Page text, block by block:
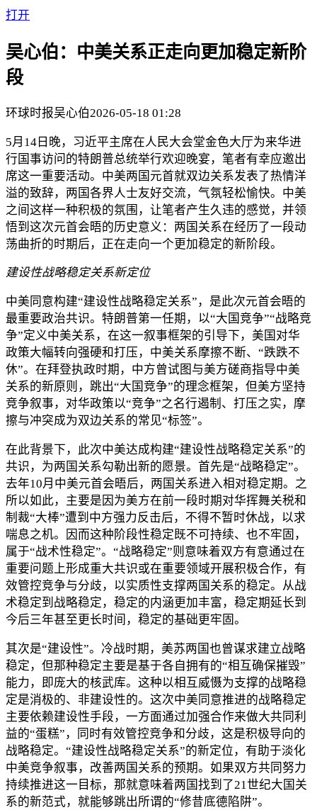
打开
吴心伯：中美关系正走向更加稳定新阶
段
环球时报吴心伯2026-05-18 01:28
5月14日晚，习近平主席在人民大会堂金色大厅为来华进
行国事访问的特朗普总统举行欢迎晚宴，笔者有幸应邀出
席这一重要活动。中美两国元首就双边关系发表了热情洋
溢的致辞，两国各界人士友好交流，气氛轻松愉快。中美
之间这样一种积极的氛围，让笔者产生久违的感觉，并领
悟到这次元首会晤的历史意义：两国关系在经历了一段动
荡曲折的时期后，正在走向一个更加稳定的新阶段。
建设性战略稳定关系新定位
中美同意构建“建设性战略稳定关系”，是此次元首会晤的
最重要政治共识。特朗普第一任期，以“大国竞争”“战略竞
争”定义中美关系，在这一叙事框架的引导下，美国对华
政策大幅转向强硬和打压，中美关系摩擦不断、“跌跌不
休”。在拜登执政时期，中方曾试图与美方磋商指导中美
关系的新原则，跳出“大国竞争”的理念框架，但美方坚持
竞争叙事，对华政策以“竞争”之名行遏制、打压之实，摩
擦与冲突成为双边关系的常见“标签”。
在此背景下，此次中美达成构建“建设性战略稳定关系”的
共识，为两国关系勾勒出新的愿景。首先是“战略稳定”。
去年10月中美元首会晤后，两国关系进入相对稳定期。之
所以如此，主要是因为美方在前一段时期对华挥舞关税和
制裁“大棒”遭到中方强力反击后，不得不暂时休战，以求
喘息之机。因而这种阶段性稳定既不可持续、也不牢固，
属于“战术性稳定”。“战略稳定”则意味着双方有意通过在
重要问题上形成重大共识或在重要领域开展积极合作，有
效管控竞争与分歧，以实质性支撑两国关系的稳定。从战
术稳定到战略稳定，稳定的内涵更加丰富，稳定期延长到
今后三年甚至更长时间，稳定的基础更牢固。
其次是“建设性”。冷战时期，美苏两国也曾谋求建立战略
稳定，但那种稳定主要是基于各自拥有的“相互确保摧毁”
能力，即庞大的核武库。这种以相互威慑为支撑的战略稳
定是消极的、非建设性的。这次中美同意推进的战略稳定
主要依赖建设性手段，一方面通过加强合作来做大共同利
益的“蛋糕”，同时有效管控竞争和分歧，这是积极导向的
战略稳定。“建设性战略稳定关系”的新定位，有助于淡化
中美竞争叙事，改善两国关系的预期。如果双方共同努力
持续推进这一目标，那就意味着两国找到了21世纪大国关
系的新范式，就能够跳出所谓的“修昔底德陷阱”。